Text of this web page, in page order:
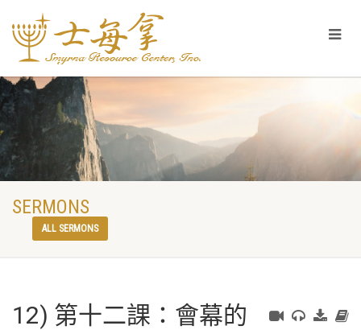
SERMONS
ALL SERMONS
12) 第十二課：會幕的